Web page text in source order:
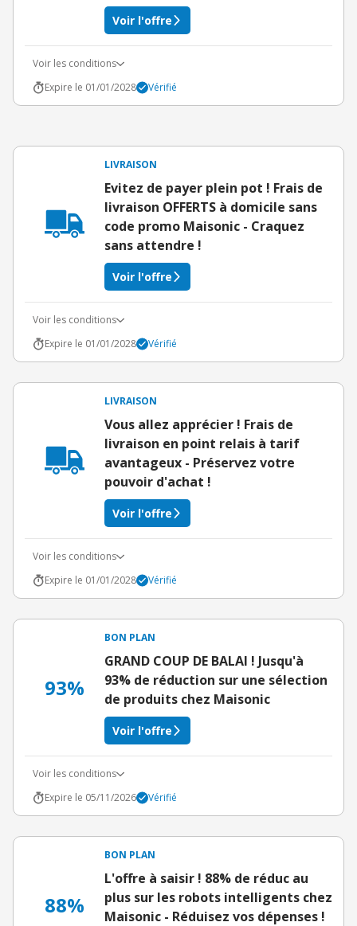
Voir l'offre
Voir les conditions
Expire le 01/01/2028
Vérifié
LIVRAISON
Evitez de payer plein pot ! Frais de
livraison OFFERTS à domicile sans
code promo Maisonic - Craquez
sans attendre !
Voir l'offre
Voir les conditions
Expire le 01/01/2028
Vérifié
LIVRAISON
Vous allez apprécier ! Frais de
livraison en point relais à tarif
avantageux - Préservez votre
pouvoir d'achat !
Voir l'offre
Voir les conditions
Expire le 01/01/2028
Vérifié
93%
BON PLAN
GRAND COUP DE BALAI ! Jusqu'à
93% de réduction sur une sélection
de produits chez Maisonic
Voir l'offre
Voir les conditions
Expire le 05/11/2026
Vérifié
88%
BON PLAN
L'offre à saisir ! 88% de réduc au
plus sur les robots intelligents chez
Maisonic - Réduisez vos dépenses !